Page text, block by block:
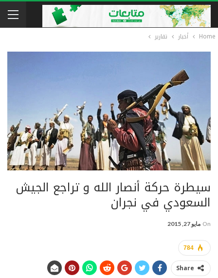
Home أخبار تقارير
سيطرة حركة أنصار الله و تراجع الجيش
السعودي في نجران
On مايو 27, 2015
784
Share